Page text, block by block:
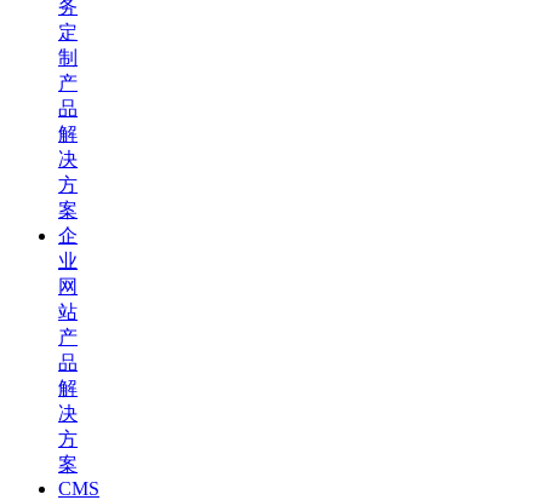
务
定
制
产
品
解
决
方
案
企
业
网
站
产
品
解
决
方
案
CMS